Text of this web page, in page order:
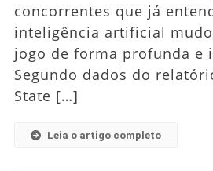
concorrentes que já
inteligência artificial
jogo de forma profunda e
Segundo dados do
State […]
Leia o artigo completo